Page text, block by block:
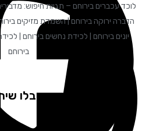
הדברה ירוקה בירוחם | השמדת מזיקים
יונים בירוחם | לכידת נחשים בירוחם |
בירוחם
לקוחות שקיבלו